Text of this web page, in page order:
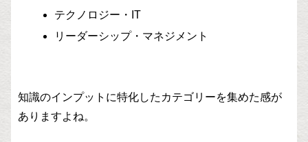
テクノロジー・IT
リーダーシップ・マネジメント
知識のインプットに特化したカテゴリーを集めた感が
ありますよね。